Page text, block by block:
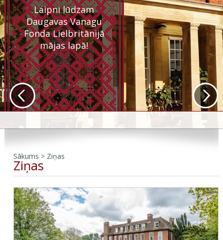
Laipni lūdzam
Daugavas Vanagu
Fonda Lielbritānijā
mājas lapā!
Sākums > Ziņas
Ziņas